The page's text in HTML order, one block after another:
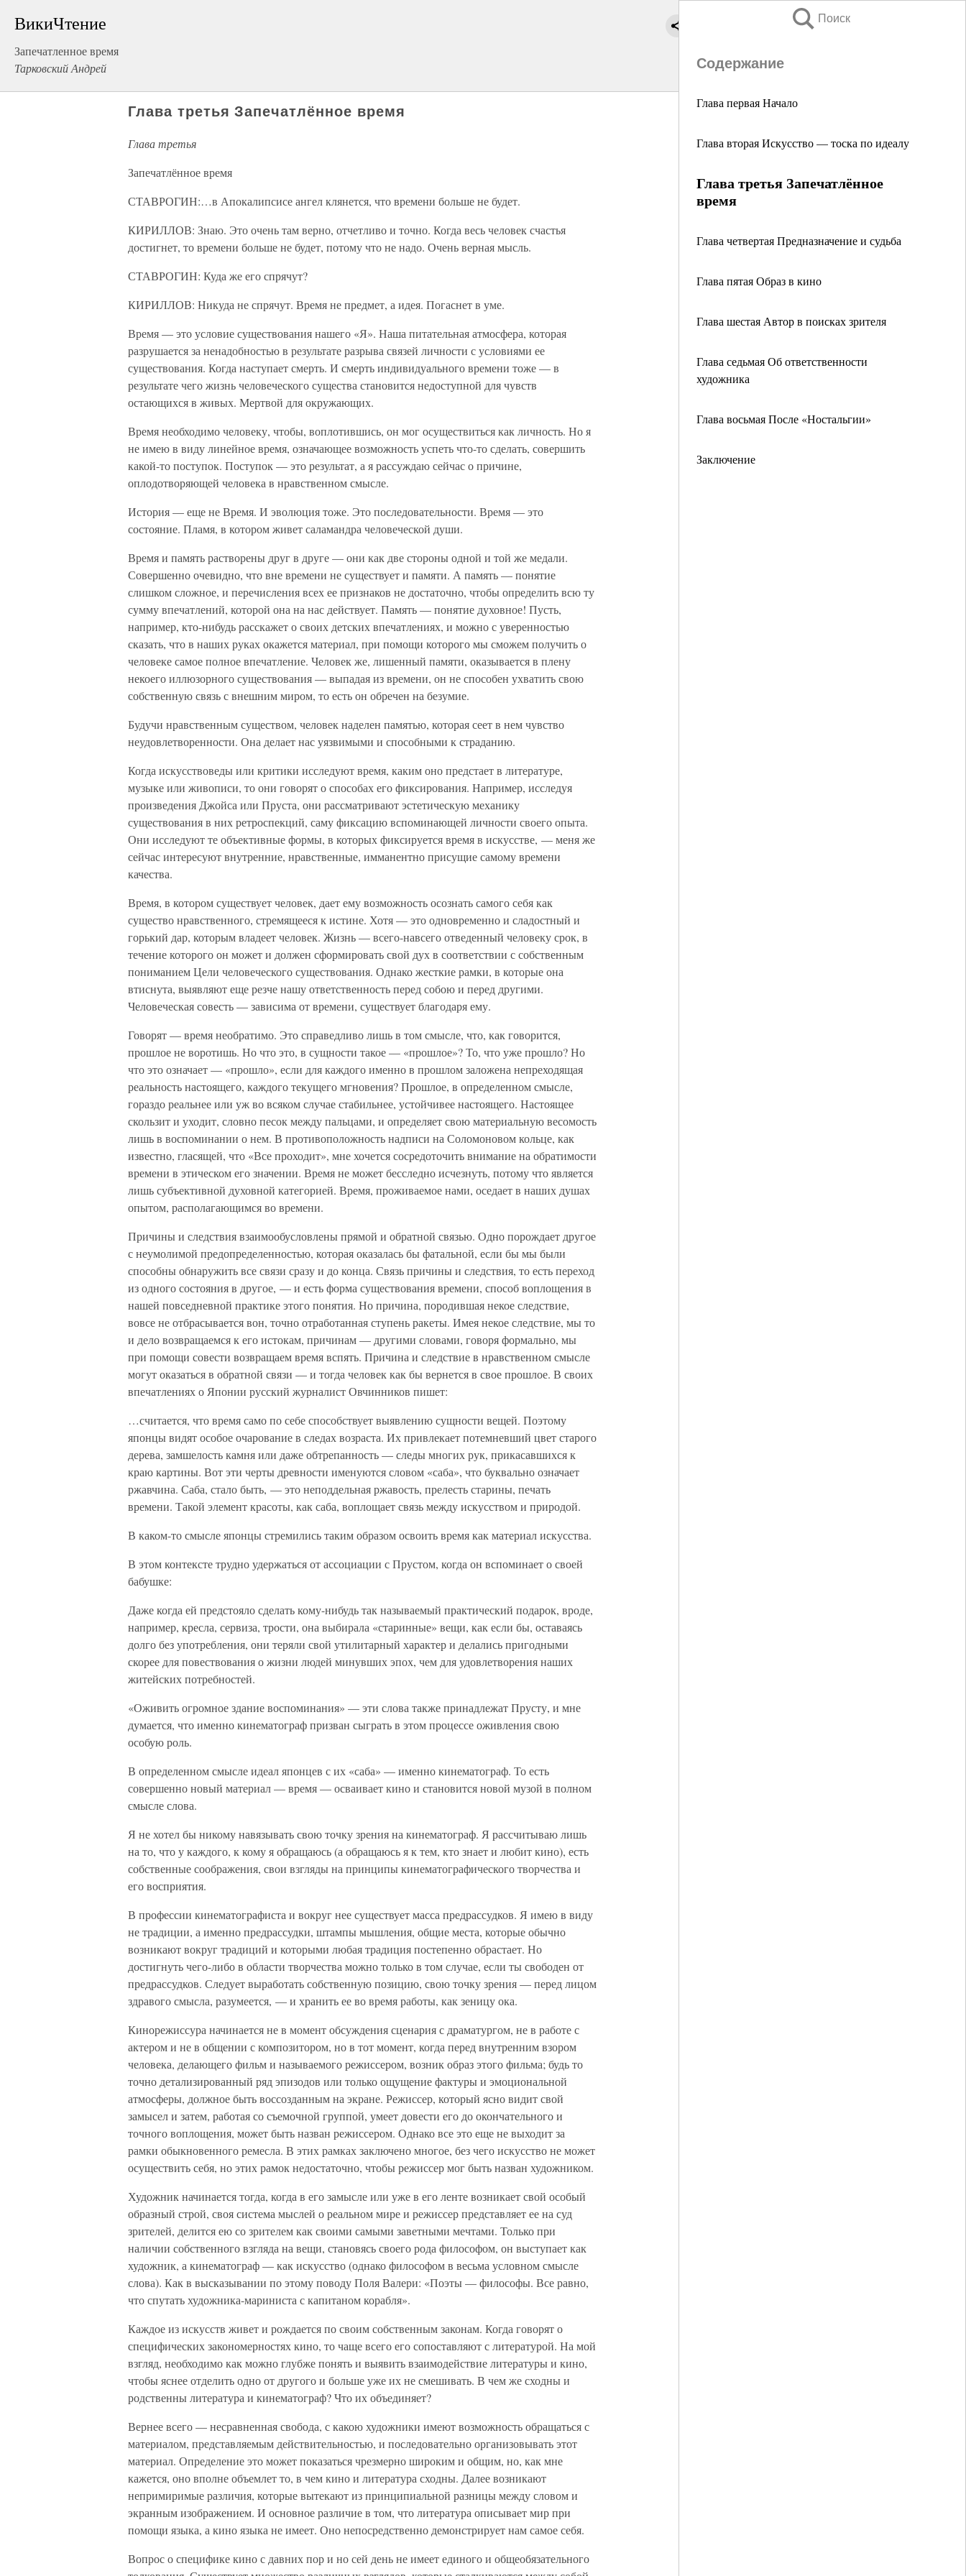
ВикиЧтение
Запечатленное время
Тарковский Андрей
Поиск
Содержание
Глава первая Начало
Глава вторая Искусство — тоска по идеалу
Глава третья Запечатлённое
время
Глава четвертая Предназначение и судьба
Глава пятая Образ в кино
Глава шестая Автор в поисках зрителя
Глава седьмая Об ответственности
художника
Глава восьмая После «Ностальгии»
Заключение
Глава третья Запечатлённое время
Глава третья
Запечатлённое время
СТАВРОГИН:…в Апокалипсисе ангел клянется, что времени больше не будет.
КИРИЛЛОВ: Знаю. Это очень там верно, отчетливо и точно. Когда весь человек счастья
достигнет, то времени больше не будет, потому что не надо. Очень верная мысль.
СТАВРОГИН: Куда же его спрячут?
КИРИЛЛОВ: Никуда не спрячут. Время не предмет, а идея. Погаснет в уме.
Время — это условие существования нашего «Я». Наша питательная атмосфера, которая
разрушается за ненадобностью в результате разрыва связей личности с условиями ее
существования. Когда наступает смерть. И смерть индивидуального времени тоже — в
результате чего жизнь человеческого существа становится недоступной для чувств
остающихся в живых. Мертвой для окружающих.
Время необходимо человеку, чтобы, воплотившись, он мог осуществиться как личность. Но я
не имею в виду линейное время, означающее возможность успеть что-то сделать, совершить
какой-то поступок. Поступок — это результат, а я рассуждаю сейчас о причине,
оплодотворяющей человека в нравственном смысле.
История — еще не Время. И эволюция тоже. Это последовательности. Время — это
состояние. Пламя, в котором живет саламандра человеческой души.
Время и память растворены друг в друге — они как две стороны одной и той же медали.
Совершенно очевидно, что вне времени не существует и памяти. А память — понятие
слишком сложное, и перечисления всех ее признаков не достаточно, чтобы определить всю ту
сумму впечатлений, которой она на нас действует. Память — понятие духовное! Пусть,
например, кто-нибудь расскажет о своих детских впечатлениях, и можно с уверенностью
сказать, что в наших руках окажется материал, при помощи которого мы сможем получить о
человеке самое полное впечатление. Человек же, лишенный памяти, оказывается в плену
некоего иллюзорного существования — выпадая из времени, он не способен ухватить свою
собственную связь с внешним миром, то есть он обречен на безумие.
Будучи нравственным существом, человек наделен памятью, которая сеет в нем чувство
неудовлетворенности. Она делает нас уязвимыми и способными к страданию.
Когда искусствоведы или критики исследуют время, каким оно предстает в литературе,
музыке или живописи, то они говорят о способах его фиксирования. Например, исследуя
произведения Джойса или Пруста, они рассматривают эстетическую механику
существования в них ретроспекций, саму фиксацию вспоминающей личности своего опыта.
Они исследуют те объективные формы, в которых фиксируется время в искусстве, — меня же
сейчас интересуют внутренние, нравственные, имманентно присущие самому времени
качества.
Время, в котором существует человек, дает ему возможность осознать самого себя как
существо нравственного, стремящееся к истине. Хотя — это одновременно и сладостный и
горький дар, которым владеет человек. Жизнь — всего-навсего отведенный человеку срок, в
течение которого он может и должен сформировать свой дух в соответствии с собственным
пониманием Цели человеческого существования. Однако жесткие рамки, в которые она
втиснута, выявляют еще резче нашу ответственность перед собою и перед другими.
Человеческая совесть — зависима от времени, существует благодаря ему.
Говорят — время необратимо. Это справедливо лишь в том смысле, что, как говорится,
прошлое не воротишь. Но что это, в сущности такое — «прошлое»? То, что уже прошло? Но
что это означает — «прошло», если для каждого именно в прошлом заложена непреходящая
реальность настоящего, каждого текущего мгновения? Прошлое, в определенном смысле,
гораздо реальнее или уж во всяком случае стабильнее, устойчивее настоящего. Настоящее
скользит и уходит, словно песок между пальцами, и определяет свою материальную весомость
лишь в воспоминании о нем. В противоположность надписи на Соломоновом кольце, как
известно, гласящей, что «Все проходит», мне хочется сосредоточить внимание на обратимости
времени в этическом его значении. Время не может бесследно исчезнуть, потому что является
лишь субъективной духовной категорией. Время, проживаемое нами, оседает в наших душах
опытом, располагающимся во времени.
Причины и следствия взаимообусловлены прямой и обратной связью. Одно порождает другое
с неумолимой предопределенностью, которая оказалась бы фатальной, если бы мы были
способны обнаружить все связи сразу и до конца. Связь причины и следствия, то есть переход
из одного состояния в другое, — и есть форма существования времени, способ воплощения в
нашей повседневной практике этого понятия. Но причина, породившая некое следствие,
вовсе не отбрасывается вон, точно отработанная ступень ракеты. Имея некое следствие, мы то
и дело возвращаемся к его истокам, причинам — другими словами, говоря формально, мы
при помощи совести возвращаем время вспять. Причина и следствие в нравственном смысле
могут оказаться в обратной связи — и тогда человек как бы вернется в свое прошлое. В своих
впечатлениях о Японии русский журналист Овчинников пишет:
…считается, что время само по себе способствует выявлению сущности вещей. Поэтому
японцы видят особое очарование в следах возраста. Их привлекает потемневший цвет старого
дерева, замшелость камня или даже обтрепанность — следы многих рук, прикасавшихся к
краю картины. Вот эти черты древности именуются словом «саба», что буквально означает
ржавчина. Саба, стало быть, — это неподдельная ржавость, прелесть старины, печать
времени. Такой элемент красоты, как саба, воплощает связь между искусством и природой.
В каком-то смысле японцы стремились таким образом освоить время как материал искусства.
В этом контексте трудно удержаться от ассоциации с Прустом, когда он вспоминает о своей
бабушке:
Даже когда ей предстояло сделать кому-нибудь так называемый практический подарок, вроде,
например, кресла, сервиза, трости, она выбирала «старинные» вещи, как если бы, оставаясь
долго без употребления, они теряли свой утилитарный характер и делались пригодными
скорее для повествования о жизни людей минувших эпох, чем для удовлетворения наших
житейских потребностей.
«Оживить огромное здание воспоминания» — эти слова также принадлежат Прусту, и мне
думается, что именно кинематограф призван сыграть в этом процессе оживления свою
особую роль.
В определенном смысле идеал японцев с их «саба» — именно кинематограф. То есть
совершенно новый материал — время — осваивает кино и становится новой музой в полном
смысле слова.
Я не хотел бы никому навязывать свою точку зрения на кинематограф. Я рассчитываю лишь
на то, что у каждого, к кому я обращаюсь (а обращаюсь я к тем, кто знает и любит кино), есть
собственные соображения, свои взгляды на принципы кинематографического творчества и
его восприятия.
В профессии кинематографиста и вокруг нее существует масса предрассудков. Я имею в виду
не традиции, а именно предрассудки, штампы мышления, общие места, которые обычно
возникают вокруг традиций и которыми любая традиция постепенно обрастает. Но
достигнуть чего-либо в области творчества можно только в том случае, если ты свободен от
предрассудков. Следует выработать собственную позицию, свою точку зрения — перед лицом
здравого смысла, разумеется, — и хранить ее во время работы, как зеницу ока.
Кинорежиссура начинается не в момент обсуждения сценария с драматургом, не в работе с
актером и не в общении с композитором, но в тот момент, когда перед внутренним взором
человека, делающего фильм и называемого режиссером, возник образ этого фильма; будь то
точно детализированный ряд эпизодов или только ощущение фактуры и эмоциональной
атмосферы, должное быть воссозданным на экране. Режиссер, который ясно видит свой
замысел и затем, работая со съемочной группой, умеет довести его до окончательного и
точного воплощения, может быть назван режиссером. Однако все это еще не выходит за
рамки обыкновенного ремесла. В этих рамках заключено многое, без чего искусство не может
осуществить себя, но этих рамок недостаточно, чтобы режиссер мог быть назван художником.
Художник начинается тогда, когда в его замысле или уже в его ленте возникает свой особый
образный строй, своя система мыслей о реальном мире и режиссер представляет ее на суд
зрителей, делится ею со зрителем как своими самыми заветными мечтами. Только при
наличии собственного взгляда на вещи, становясь своего рода философом, он выступает как
художник, а кинематограф — как искусство (однако философом в весьма условном смысле
слова). Как в высказывании по этому поводу Поля Валери: «Поэты — философы. Все равно,
что спутать художника-мариниста с капитаном корабля».
Каждое из искусств живет и рождается по своим собственным законам. Когда говорят о
специфических закономерностях кино, то чаще всего его сопоставляют с литературой. На мой
взгляд, необходимо как можно глубже понять и выявить взаимодействие литературы и кино,
чтобы яснее отделить одно от другого и больше уже их не смешивать. В чем же сходны и
родственны литература и кинематограф? Что их объединяет?
Вернее всего — несравненная свобода, с какою художники имеют возможность обращаться с
материалом, представляемым действительностью, и последовательно организовывать этот
материал. Определение это может показаться чрезмерно широким и общим, но, как мне
кажется, оно вполне объемлет то, в чем кино и литература сходны. Далее возникают
непримиримые различия, которые вытекают из принципиальной разницы между словом и
экранным изображением. И основное различие в том, что литература описывает мир при
помощи языка, а кино языка не имеет. Оно непосредственно демонстрирует нам самое себя.
Вопрос о специфике кино с давних пор и но сей день не имеет единого и общеобязательного